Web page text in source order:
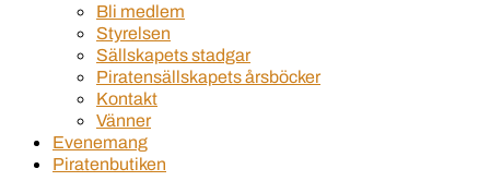
Bli medlem
Styrelsen
Sällskapets stadgar
Piratensällskapets årsböcker
Kontakt
Vänner
Evenemang
Piratenbutiken